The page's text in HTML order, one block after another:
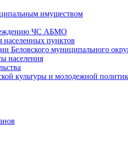
имуществом
ЧС АБМО
населенных пунктов
Беловского муниципального
населения
культуры и молодежной